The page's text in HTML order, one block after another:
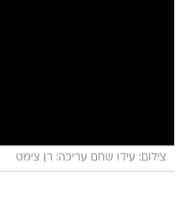
צילום: עידו שחם עריכה: רן צימט